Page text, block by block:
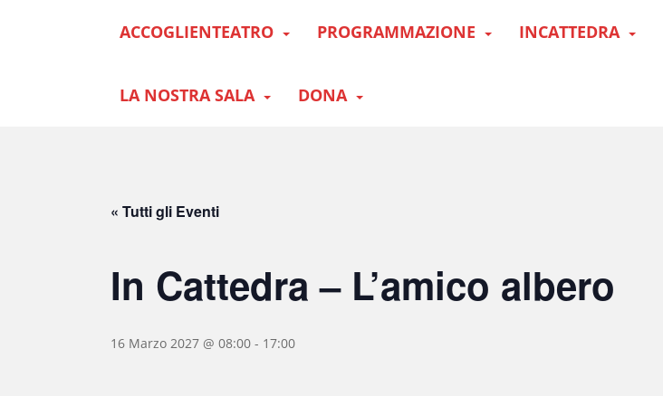
ACCOGLIENTEATRO PROGRAMMAZIONE INCATTEDRA
LA NOSTRA SALA DONA
« Tutti gli Eventi
In Cattedra – L’amico albero
16 Marzo 2027 @ 08:00 - 17:00